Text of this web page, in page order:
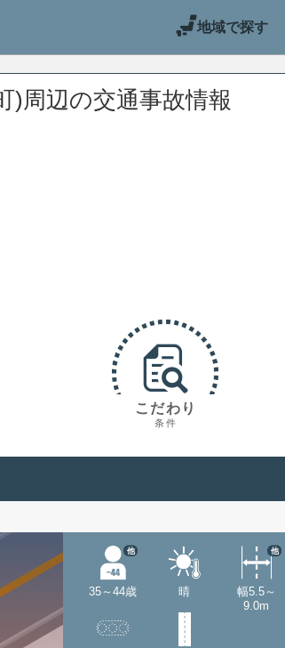
地域で探す
)周辺の交通事故情報
こだわり
条件
35～44歳
他
晴
幅5.5～
9.0m
他